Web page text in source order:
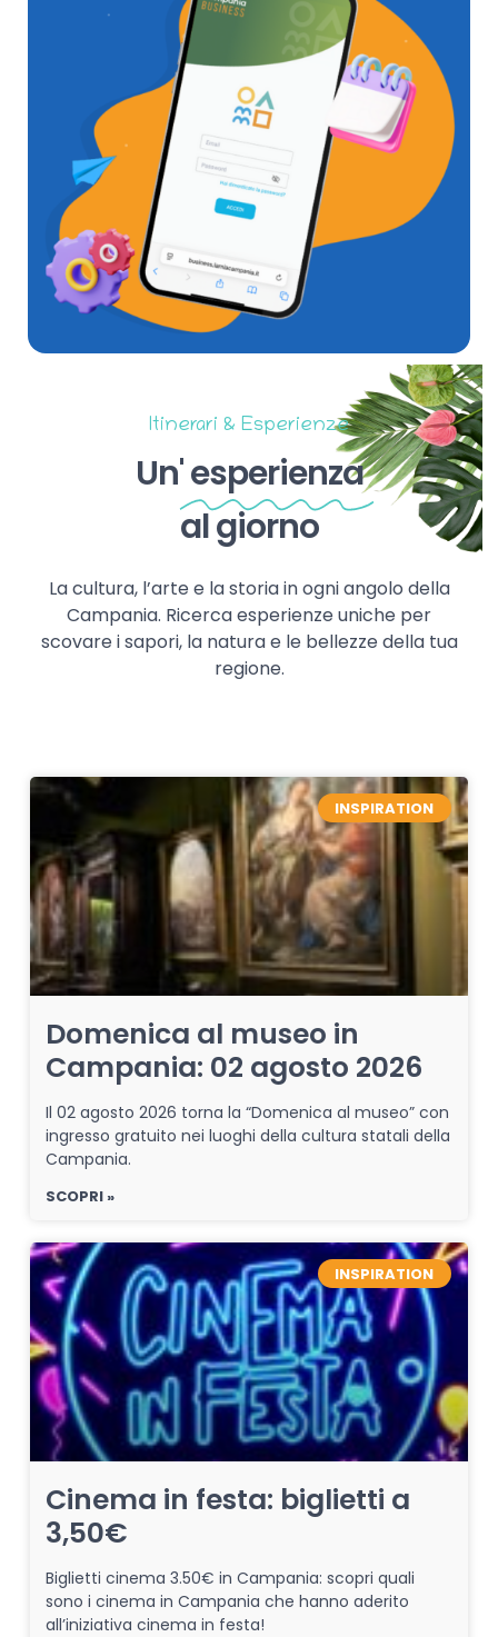
Itinerari & Esperienze
Un'esperienza
al giorno
La cultura, l’arte e la storia in ogni angolo della
Campania. Ricerca esperienze uniche per
scovare i sapori, la natura e le bellezze della tua
regione.
INSPIRATION
Domenica al museo in
Campania: 02 agosto 2026
Il 02 agosto 2026 torna la “Domenica al museo” con
ingresso gratuito nei luoghi della cultura statali della
Campania.
SCOPRI »
INSPIRATION
Cinema in festa: biglietti a
3,50€
Biglietti cinema 3.50€ in Campania: scopri quali
sono i cinema in Campania che hanno aderito
all’iniziativa cinema in festa!